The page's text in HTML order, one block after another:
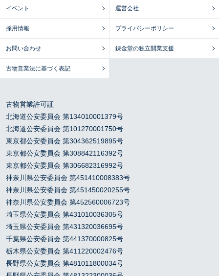
イベント 運営会社
採用情報 プライバシーポリシー
お問い合わせ 錬金堂の独立開業支援
古物営業法に基づく表記
古物営業許可証
北海道公安委員会 第134010001379号
北海道公安委員会 第101270001750号
東京都公安委員会 第304362519895号
東京都公安委員会 第308842116392号
東京都公安委員会 第306682316992号
神奈川県公安委員会 第451410008383号
神奈川県公安委員会 第451450020255号
神奈川県公安委員会 第452560006723号
埼玉県公安委員会 第431010036305号
埼玉県公安委員会 第431320036695号
千葉県公安委員会 第441370000825号
栃木県公安委員会 第411220002476号
長野県公安委員会 第481011800034号